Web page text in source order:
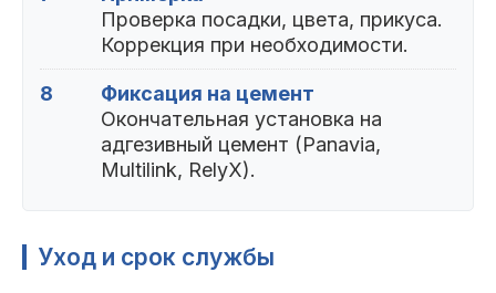
Проверка посадки, цвета, прикуса.
Коррекция при необходимости.
8
Фиксация на цемент
Окончательная установка на
адгезивный цемент (Panavia,
Multilink, RelyX).
Уход и срок службы